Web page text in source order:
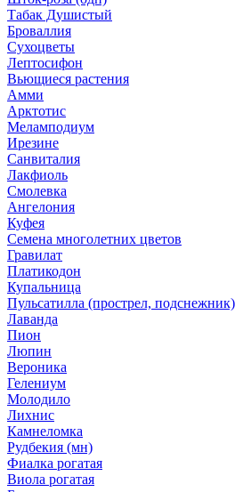
Табак Душистый
Броваллия
Сухоцветы
Лептосифон
Вьющиеся растения
Амми
Арктотис
Меламподиум
Ирезине
Санвиталия
Лакфиоль
Смолевка
Ангелония
Куфея
Семена многолетних цветов
Гравилат
Платикодон
Купальница
Пульсатилла (прострел, подснежник)
Лаванда
Пион
Люпин
Вероника
Гелениум
Молодило
Лихнис
Камнеломка
Рудбекия (мн)
Фиалка рогатая
Виола рогатая